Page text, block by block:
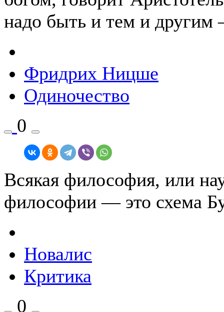
надо быть и тем и
Фридрих Ницше
Одиночество
0
Всякая философия, или
философии — это схема
Новалис
Критика
0